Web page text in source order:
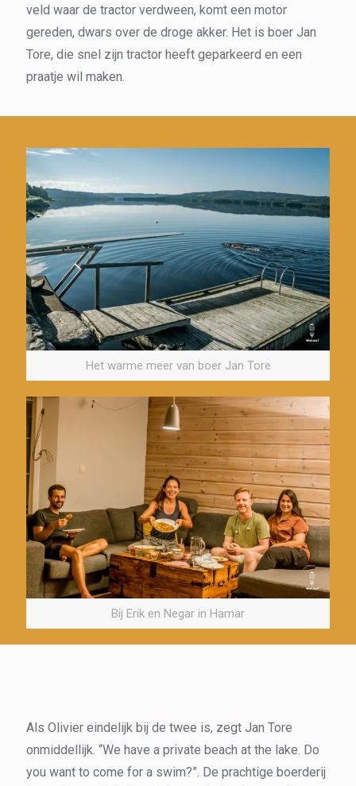
veld waar de tractor verdween, komt een motor
gereden, dwars over de droge akker. Het is boer Jan
Tore, die snel zijn tractor heeft geparkeerd en een
praatje wil maken.
Het warme meer van boer Jan Tore
Bij Erik en Negar in Hamar
Als Olivier eindelijk bij de twee is, zegt Jan Tore
onmiddellijk. “We have a private beach at the lake. Do
you want to come for a swim?”. De prachtige boerderij